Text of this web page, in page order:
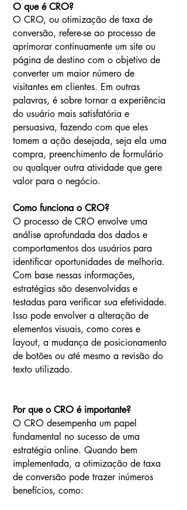
O que é CRO?
O CRO, ou otimização de taxa de
conversão, refere-se ao processo de
aprimorar continuamente um site ou
página de destino com o objetivo de
converter um maior número de
visitantes em clientes. Em outras
palavras, é sobre tornar a experiência
do usuário mais satisfatória e
persuasiva, fazendo com que eles
tomem a ação desejada, seja ela uma
compra, preenchimento de formulário
ou qualquer outra atividade que gere
valor para o negócio.
Como funciona o CRO?
O processo de CRO envolve uma
análise aprofundada dos dados e
comportamentos dos usuários para
identificar oportunidades de melhoria.
Com base nessas informações,
estratégias são desenvolvidas e
testadas para verificar sua efetividade.
Isso pode envolver a alteração de
elementos visuais, como cores e
layout, a mudança de posicionamento
de botões ou até mesmo a revisão do
texto utilizado.
Por que o CRO é importante?
O CRO desempenha um papel
fundamental no sucesso de uma
estratégia online. Quando bem
implementada, a otimização de taxa
de conversão pode trazer inúmeros
benefícios, como: